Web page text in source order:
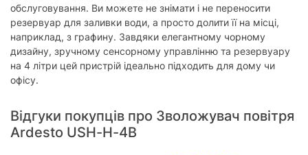
обслуговування. Ви можете не знімати і не переносити
резервуар для заливки води, а просто долити її на місці,
наприклад, з графину. Завдяки елегантному чорному
дизайну, зручному сенсорному управлінню та резервуару
на 4 літри цей пристрій ідеально підходить для дому чи
офісу.
Відгуки покупців про Зволожувач повітря
Ardesto USH-H-4B